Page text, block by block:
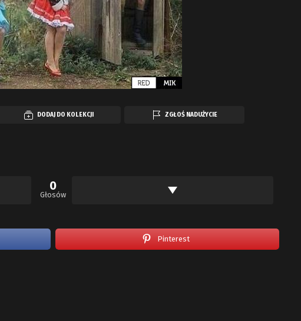
DODAJ DO KOLEKCJI ZGŁOŚ NADUŻYCIE
0
Głosów
Pinterest